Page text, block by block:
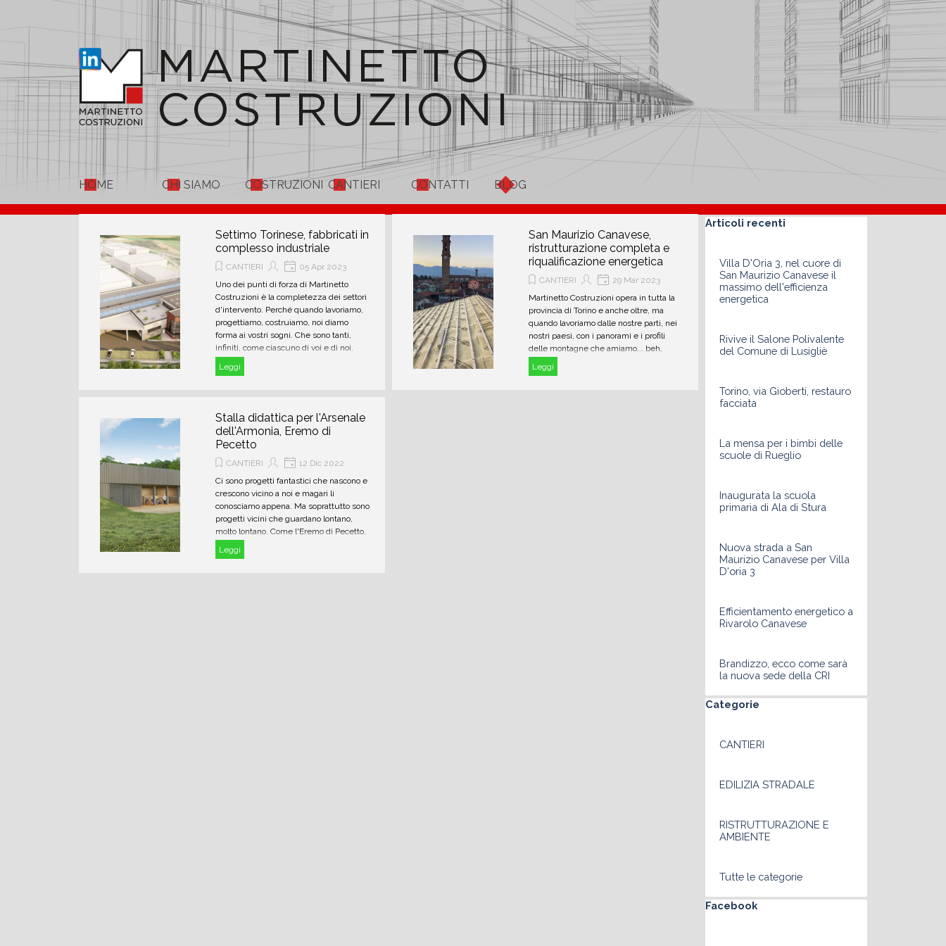
Salta menù
HOME CHI SIAMO COSTRUZIONI CANTIERI CONTATTI BLOG
Settimo Torinese, fabbricati in
complesso industriale
CANTIERI
05 Apr 2023
Uno dei punti di forza di Martinetto
Costruzioni è la completezza dei settori
d'intervento. Perché quando lavoriamo,
progettiamo, costruiamo, noi diamo
forma ai vostri sogni. Che sono tanti,
infiniti, come ciascuno di voi e di noi.
Leggi
San Maurizio Canavese,
ristrutturazione completa e
riqualificazione energetica
CANTIERI
29 Mar 2023
Martinetto Costruzioni opera in tutta la
provincia di Torino e anche oltre, ma
quando lavoriamo dalle nostre parti, nei
nostri paesi, con i panorami e i profili
delle montagne che amiamo... beh,
bello!
Leggi
Stalla didattica per l'Arsenale
dell'Armonia, Eremo di
Pecetto
CANTIERI
12 Dic 2022
Ci sono progetti fantastici che nascono e
crescono vicino a noi e magari li
conosciamo appena. Ma soprattutto sono
progetti vicini che guardano lontano,
molto lontano. Come l'Eremo di Pecetto,
quarto “arsenale” del Sermig
Leggi
Salta blocco Articoli recenti
Articoli recenti
Villa D'Oria 3, nel cuore di
San Maurizio Canavese il
massimo dell'efficienza
energetica
Rivive il Salone Polivalente
del Comune di Lusigliè
Torino, via Gioberti, restauro
facciata
La mensa per i bimbi delle
scuole di Rueglio
Inaugurata la scuola
primaria di Ala di Stura
Nuova strada a San
Maurizio Canavese per Villa
D'oria 3
Efficientamento energetico a
Rivarolo Canavese
Brandizzo, ecco come sarà
la nuova sede della CRI
Salta blocco Categorie
Categorie
CANTIERI
EDILIZIA STRADALE
RISTRUTTURAZIONE E
AMBIENTE
Tutte le categorie
Salta blocco Facebook
Facebook